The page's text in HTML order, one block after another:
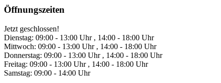
Öffnungszeiten
Jetzt geschlossen!
Dienstag: 09:00 - 13:00 Uhr , 14:00 - 18:00 Uhr
Mittwoch: 09:00 - 13:00 Uhr , 14:00 - 18:00 Uhr
Donnerstag: 09:00 - 13:00 Uhr , 14:00 - 18:00 Uhr
Freitag: 09:00 - 13:00 Uhr , 14:00 - 18:00 Uhr
Samstag: 09:00 - 14:00 Uhr